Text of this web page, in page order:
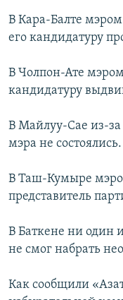
В Кара-Балте
его кандидатуру
В Чолпон-Ате
кандидатуру
В Майлуу-Сае из-за
мэра не состоялись.
В Таш-Кумыре
представитель
В Баткене ни один
не смог набрать
Как сообщили